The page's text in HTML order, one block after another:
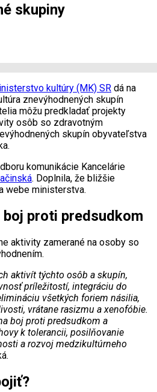
skupiny
kultúry (MK) SR dá na
znevýhodnených skupín
môžu predkladať projekty
osôb so zdravotným
skupín obyvateľstva
komunikácie Kancelárie
. Doplnila, že bližšie
webe ministerstva.
boj proti predsudkom
aktivity zamerané na osoby so
aktivít týchto osôb a skupín,
príležitostí, integráciu do
všetkých foriem násilia,
vrátane rasizmu a xenofóbie.
boj proti predsudkom a
k tolerancii, posilňovanie
a rozvoj medzikultúrneho